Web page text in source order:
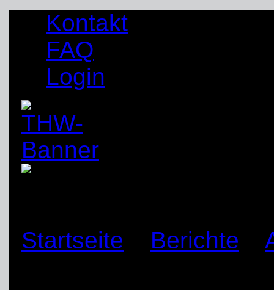
Kontakt
FAQ
Login
Startseite Berichte